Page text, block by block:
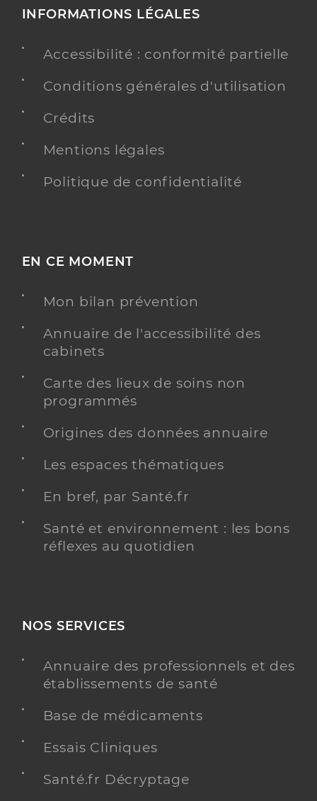
INFORMATIONS LÉGALES
Accessibilité : conformité partielle
Conditions générales d'utilisation
Crédits
Mentions légales
Politique de confidentialité
EN CE MOMENT
Mon bilan prévention
Annuaire de l'accessibilité des
cabinets
Carte des lieux de soins non
programmés
Origines des données annuaire
Les espaces thématiques
En bref, par Santé.fr
Santé et environnement : les bons
réflexes au quotidien
NOS SERVICES
Annuaire des professionnels et des
établissements de santé
Base de médicaments
Essais Cliniques
Santé.fr Décryptage